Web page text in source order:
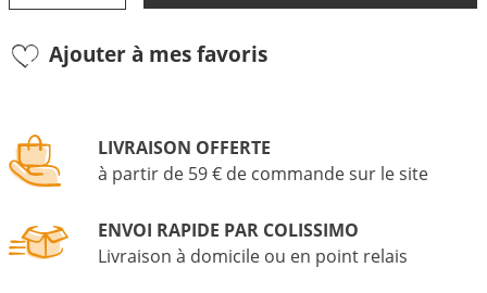
Ajouter à mes favoris
LIVRAISON OFFERTE
à partir de 59 € de commande sur le site
ENVOI RAPIDE PAR COLISSIMO
Livraison à domicile ou en point relais